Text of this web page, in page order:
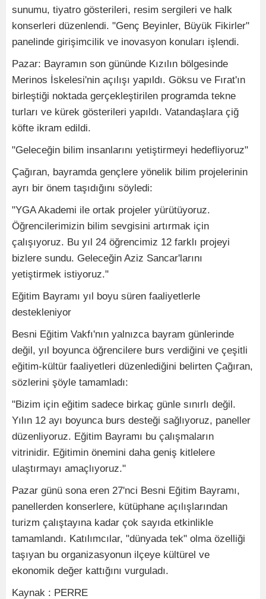
sunumu, tiyatro gösterileri, resim sergileri ve halk
konserleri düzenlendi. "Genç Beyinler, Büyük Fikirler"
panelinde girişimcilik ve inovasyon konuları işlendi.
Pazar: Bayramın son gününde Kızılın bölgesinde
Merinos İskelesi'nin açılışı yapıldı. Göksu ve Fırat'ın
birleştiği noktada gerçekleştirilen programda tekne
turları ve kürek gösterileri yapıldı. Vatandaşlara çiğ
köfte ikram edildi.
"Geleceğin bilim insanlarını yetiştirmeyi hedefliyoruz"
Çağıran, bayramda gençlere yönelik bilim projelerinin
ayrı bir önem taşıdığını söyledi:
"YGA Akademi ile ortak projeler yürütüyoruz.
Öğrencilerimizin bilim sevgisini artırmak için
çalışıyoruz. Bu yıl 24 öğrencimiz 12 farklı projeyi
bizlere sundu. Geleceğin Aziz Sancar'larını
yetiştirmek istiyoruz."
Eğitim Bayramı yıl boyu süren faaliyetlerle
destekleniyor
Besni Eğitim Vakfı'nın yalnızca bayram günlerinde
değil, yıl boyunca öğrencilere burs verdiğini ve çeşitli
eğitim-kültür faaliyetleri düzenlediğini belirten Çağıran,
sözlerini şöyle tamamladı:
"Bizim için eğitim sadece birkaç günle sınırlı değil.
Yılın 12 ayı boyunca burs desteği sağlıyoruz, paneller
düzenliyoruz. Eğitim Bayramı bu çalışmaların
vitrinidir. Eğitimin önemini daha geniş kitlelere
ulaştırmayı amaçlıyoruz."
Pazar günü sona eren 27'nci Besni Eğitim Bayramı,
panellerden konserlere, kütüphane açılışlarından
turizm çalıştayına kadar çok sayıda etkinlikle
tamamlandı. Katılımcılar, "dünyada tek" olma özelliği
taşıyan bu organizasyonun ilçeye kültürel ve
ekonomik değer kattığını vurguladı.
Kaynak : PERRE